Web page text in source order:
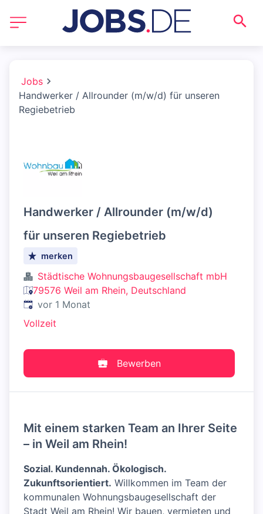
Jobs
Handwerker / Allrounder (m/w/d) für unseren
Regiebetrieb
Handwerker / Allrounder (m/w/d)
für unseren Regiebetrieb
merken
Städtische Wohnungsbaugesellschaft mbH
79576 Weil am Rhein, Deutschland
Veröffentlicht:
vor 1 Monat
Vollzeit
Bewerben
Mit einem starken Team an Ihrer Seite
– in Weil am Rhein!
Sozial. Kundennah. Ökologisch.
Zukunftsorientiert. Willkommen im Team der
kommunalen Wohnungs­bau­gesell­schaft der
Stadt Weil am Rhein! Wir bauen, vermieten und